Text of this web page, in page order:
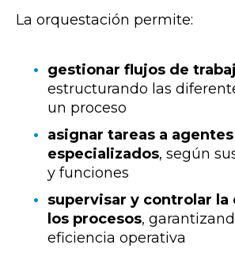
La orquestación permite:
gestionar flujos de
estructurando las
un proceso
asignar tareas a agentes
especializados, según
y funciones
supervisar y controlar la
los procesos,
eficiencia operativa